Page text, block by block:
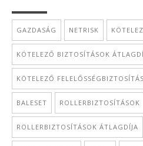
GAZDASÁG NETRISK
KÖTELEZŐ BIZTOSÍTÁSOK
KÖTELEZŐ
BALESET ROLLERBIZTOSÍTÁSOK
ROLLERBIZTOSÍTÁSOK ÁTLAGDÍJA